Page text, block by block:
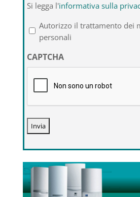
legga
l'informativa
sulla
privacy
*
Si legga l'informativa sulla
Autorizzo il trattamento dei
personali
CAPTCHA